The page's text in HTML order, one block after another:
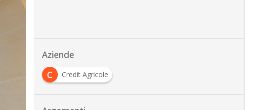
Aziende
C
Credit Agricole